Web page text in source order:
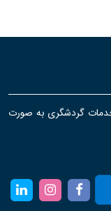
خدمات گردشگری به صورت